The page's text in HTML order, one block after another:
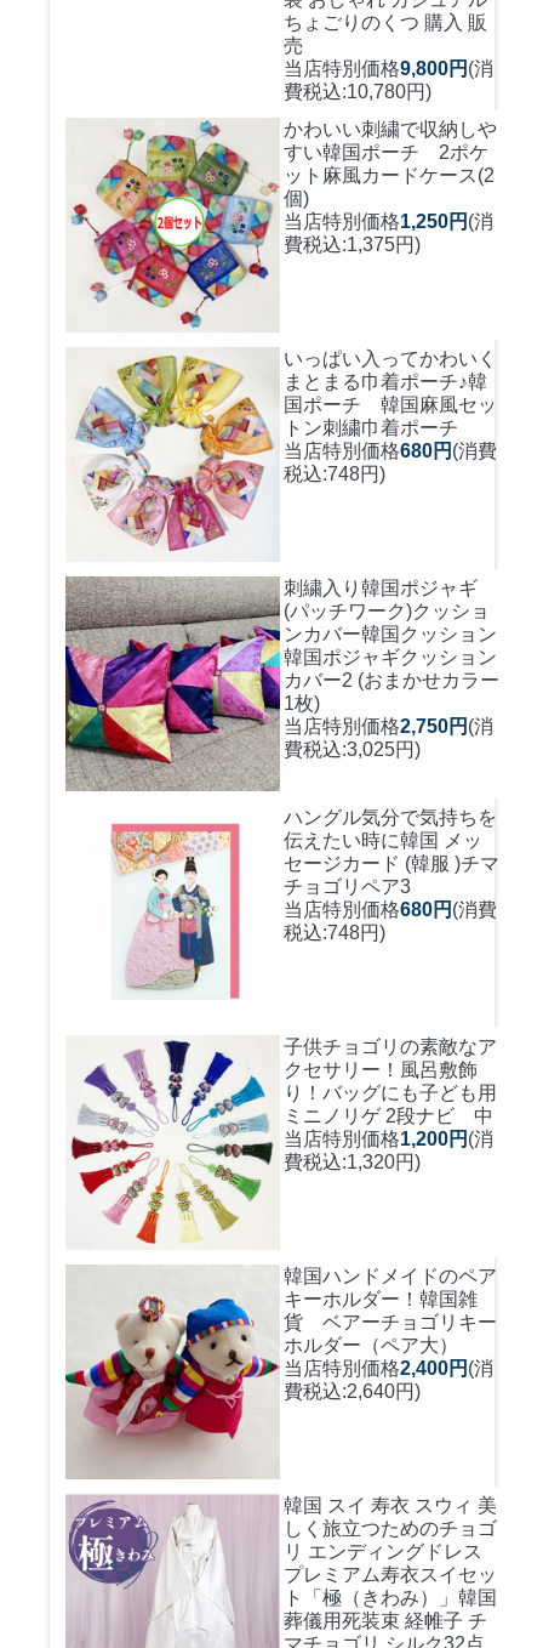
ちょごりのくつ 購入 販
売
当店特別価格9,800円 (消
費税込:10,780円)
かわいい刺繍で収納しや
すい韓国ポーチ 2ポケ
ット麻風カードケース(2
個)
当店特別価格1,250円 (消
費税込:1,375円)
いっぱい入ってかわいく
まとまる巾着ポーチ♪韓
国ポーチ 韓国麻風セッ
トン刺繍巾着ポーチ
当店特別価格680円 (消費
税込:748円)
刺繍入り韓国ポジャギ
(パッチワーク)クッショ
ンカバー韓国クッション
韓国ポジャギクッション
カバー2 (おまかせカラー
1枚)
当店特別価格2,750円 (消
費税込:3,025円)
ハングル気分で気持ちを
伝えたい時に韓国 メッ
セージカード (韓服 )チマ
チョゴリペア3
当店特別価格680円 (消費
税込:748円)
子供チョゴリの素敵なア
クセサリー！風呂敷飾
り！バッグにも子ども用
ミニノリゲ 2段ナビ 中
当店特別価格1,200円 (消
費税込:1,320円)
韓国ハンドメイドのペア
キーホルダー！ 韓国雑
貨 ベアーチョゴリキー
ホルダー（ペア大）
当店特別価格2,400円 (消
費税込:2,640円)
韓国 スイ 寿衣 スウィ 美
しく旅立つためのチョゴ
リ エンディングドレス
プレミアム寿衣スイセッ
ト「極（きわみ）」韓国
葬儀用死装束 経帷子 チ
マチョゴリ シルク32点